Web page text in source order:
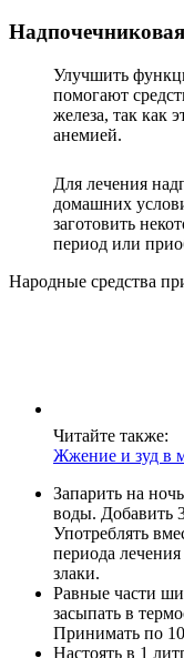
Улучшить
помогают
железа, так как
анемией.
Для лечения
домашних
заготовить
период или
Народные средства
Читайте также:
Жжение и зуд в
Запарить на
воды. Добавить
Употреблять
периода
злаки.
Равные части
засыпать в
Принимать по
Настоять в 1